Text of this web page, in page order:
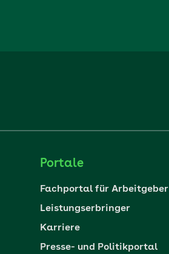
Portale
Fachportal für Arbeitgeber
Leistungserbringer
Karriere
Presse- und Politikportal